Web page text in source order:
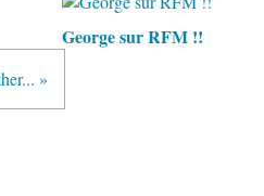
George sur RFM !!
»